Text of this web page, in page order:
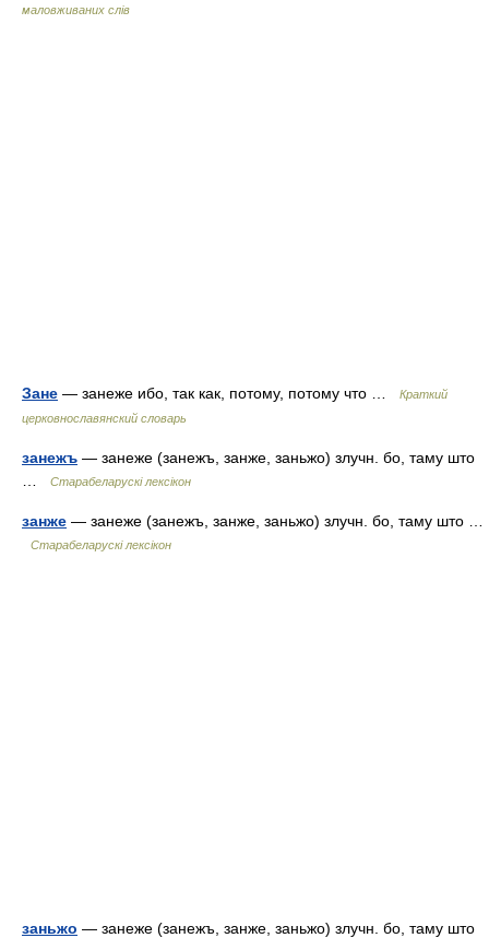
маловживаних слів
Зане — занеже ибо, так как, потому, потому что …
Краткий
церковнославянский словарь
занежъ — занеже (занежъ, занже, заньжо) злучн. бо, таму што
Старабеларускі лексікон
занже — занеже (занежъ, занже, заньжо) злучн. бо, таму што …
Старабеларускі лексікон
заньжо — занеже (занежъ, занже, заньжо) злучн. бо, таму што